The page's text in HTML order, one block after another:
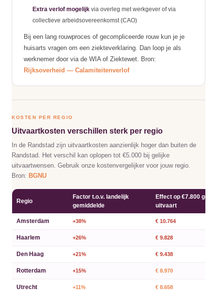
Extra verlof mogelijk via overleg met werkgever of via
collectieve arbeidsovereenkomst (CAO)
Bij een lang rouwproces of gecompliceerde rouw kun je je
huisarts vragen om een ziekteverklaring. Dan loop je als
werknemer door via de WIA of Ziektewet. Bron:
Rijksoverheid — Calamiteitenverlof
KOSTEN PER REGIO
Uitvaartkosten verschillen sterk per regio
In de Randstad zijn uitvaartkosten aanzienlijk hoger dan buiten de
Randstad. Het verschil kan oplopen tot €5.000 bij gelijke
uitvaartwensen. Gebruik onze kostenvergelijker voor jouw regio.
Bron: BGNU
Regio
Factor t.o.v. landelijk
gemiddelde
Effect op €7.800
uitvaart
Amsterdam +38% € 10.764
Haarlem +26% € 9.828
Den Haag +21% € 9.438
Rotterdam +15% € 8.970
Utrecht +11% € 8.658